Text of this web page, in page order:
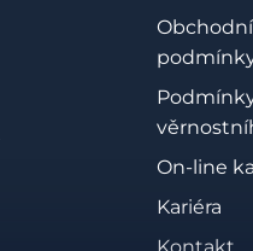
Obchodní
On-line
Kariéra